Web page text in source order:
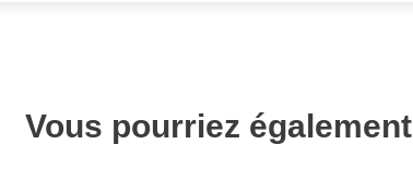
Vous pourriez également